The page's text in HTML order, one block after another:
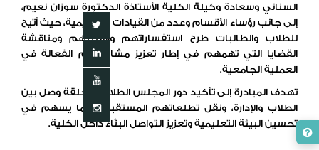
السناني وسعادة وكيلة الكلية الأستاذة الدكتورة سوزان نعيم،
إلى جانب رؤساء الأقسام وعدد من القيادات الأكاديمية، حيث أتيح
للطلاب والطالبات طرح استفساراتهم وأسئلتهم ومناقشة
القضايا التي تهمهم في إطار تعزيز مشاركتهم الفعالة في
العملية الجامعية.
تهدف المبادرة إلى تأكيد دور المجلس الطلابي كحلقة وصل بين
الطلاب والإدارة، ونقل تطلعاتهم المستقبلية، بما يسهم في
تحسين البيئة التعليمية وتعزيز التواصل البنّاء داخل الكلية.